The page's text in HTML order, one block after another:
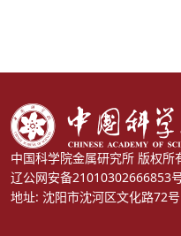
中国科学院金属研究所 版权所
辽公网安备21010302666853
地址: 沈阳市沈河区文化路72